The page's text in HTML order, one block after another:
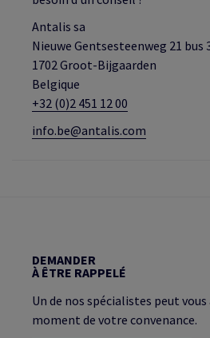
Antalis sa
Nieuwe Gentsesteenweg 21 bus
1702 Groot-Bijgaarden
Belgique
+32 (0)2 451 12 00
info.be@antalis.com
DEMANDER
À ÊTRE RAPPELÉ
Un de nos spécialistes peut
moment de votre convenance.